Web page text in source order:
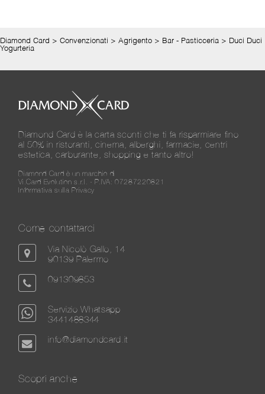
Diamond Card > Convenzionati > Agrigento > Bar - Pasticceria > Duci Duci
Yogurteria
Diamond Card è la carta sconti che ti fa risparmiare fino
al 50% in ristoranti, cinema, alberghi, farmacie, centri
estetica, carburante, shopping e tanto altro!
Diamond Card è un marchio di
Vi.Card Evolution s.r.l. - P.IVA: 07287220821
Informativa sulla Privacy
Come contattarci
Via Nicolò Gallo, 14
90139 Palermo
091309853
Servizio Whatsapp
3441488344
info@diamondcard.it
Scopri anche